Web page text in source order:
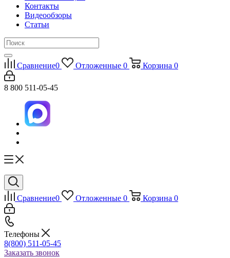
Контакты
Видеообзоры
Статьи
Сравнение0 Отложенные 0 Корзина 0
8 800 511-05-45
Сравнение0 Отложенные 0 Корзина 0
Телефоны
8(800) 511-05-45
Заказать звонок